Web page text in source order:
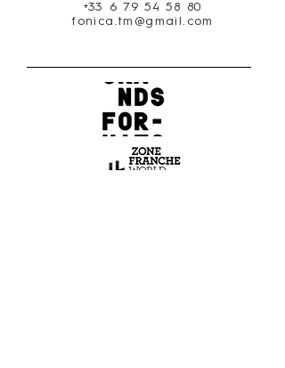
+33 6 79 54 58 80
fonica.tm@gmail.com